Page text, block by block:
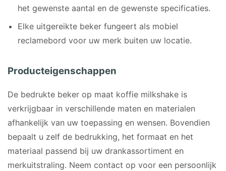
het gewenste aantal en de gewenste specificaties.
Elke uitgereikte beker fungeert als mobiel
reclamebord voor uw merk buiten uw locatie.
Producteigenschappen
De bedrukte beker op maat koffie milkshake is
verkrijgbaar in verschillende maten en materialen
afhankelijk van uw toepassing en wensen. Bovendien
bepaalt u zelf de bedrukking, het formaat en het
materiaal passend bij uw drankassortiment en
merkuitstraling. Neem contact op voor een persoonlijk